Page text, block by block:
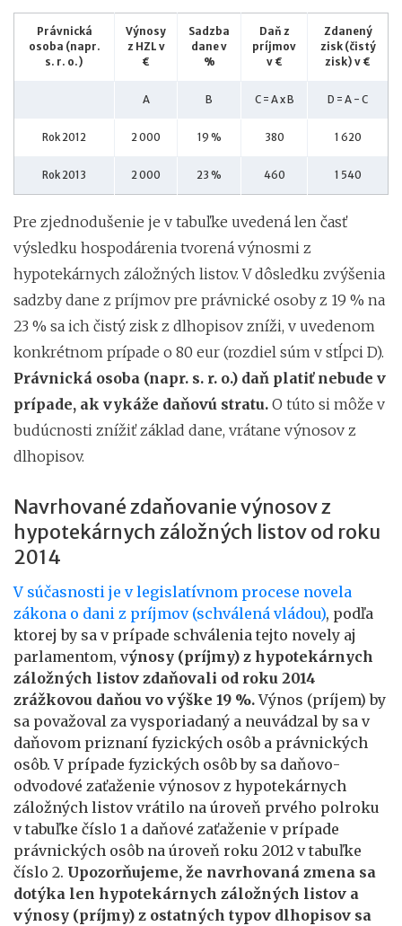
Právnická
osoba (napr.
s. r. o.)
Výnosy
z HZL v
€
Sadzba
dane v
%
Daň z
príjmov
v €
Zdanený
zisk (čistý
zisk) v €
A B C = A x B D = A - C
Rok 2012 2 000 19 % 380 1 620
Rok 2013 2 000 23 % 460 1 540
Pre zjednodušenie je v tabuľke uvedená len časť
výsledku hospodárenia tvorená výnosmi z
hypotekárnych záložných listov. V dôsledku zvýšenia
sadzby dane z príjmov pre právnické osoby z 19 % na
23 % sa ich čistý zisk z dlhopisov zníži, v uvedenom
konkrétnom prípade o 80 eur (rozdiel súm v stĺpci D).
Právnická osoba (napr. s. r. o.) daň platiť nebude v
prípade, ak vykáže daňovú stratu. O túto si môže v
budúcnosti znížiť základ dane, vrátane výnosov z
dlhopisov.
Navrhované zdaňovanie výnosov z
hypotekárnych záložných listov od roku
2014
V súčasnosti je v legislatívnom procese novela
zákona o dani z príjmov (schválená vládou), podľa
ktorej by sa v prípade schválenia tejto novely aj
parlamentom, výnosy (príjmy) z hypotekárnych
záložných listov zdaňovali od roku 2014
zrážkovou daňou vo výške 19 %.Výnos (príjem) by
sa považoval za vysporiadaný a neuvádzal by sa v
daňovom priznaní fyzických osôb a právnických
osôb. V prípade fyzických osôb by sa daňovo-
odvodové zaťaženie výnosov z hypotekárnych
záložných listov vrátilo na úroveň prvého polroku
v tabuľke číslo 1 a daňové zaťaženie v prípade
právnických osôb na úroveň roku 2012 v tabuľke
číslo 2. Upozorňujeme, že navrhovaná zmena sa
dotýka len hypotekárnych záložných listov a
výnosy (príjmy) z ostatných typov dlhopisov sa